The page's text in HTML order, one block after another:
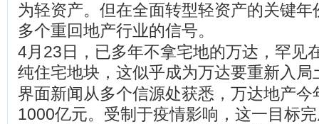
为轻资产。但在全面转型轻资产的关键
多个重回地产行业的信号。
4月23日，已多年不拿宅地的万达，罕见
纯住宅地块，这似乎成为万达要重新入局
界面新闻从多个信源处获悉，万达地产今
1000亿元。受制于疫情影响，这一目标